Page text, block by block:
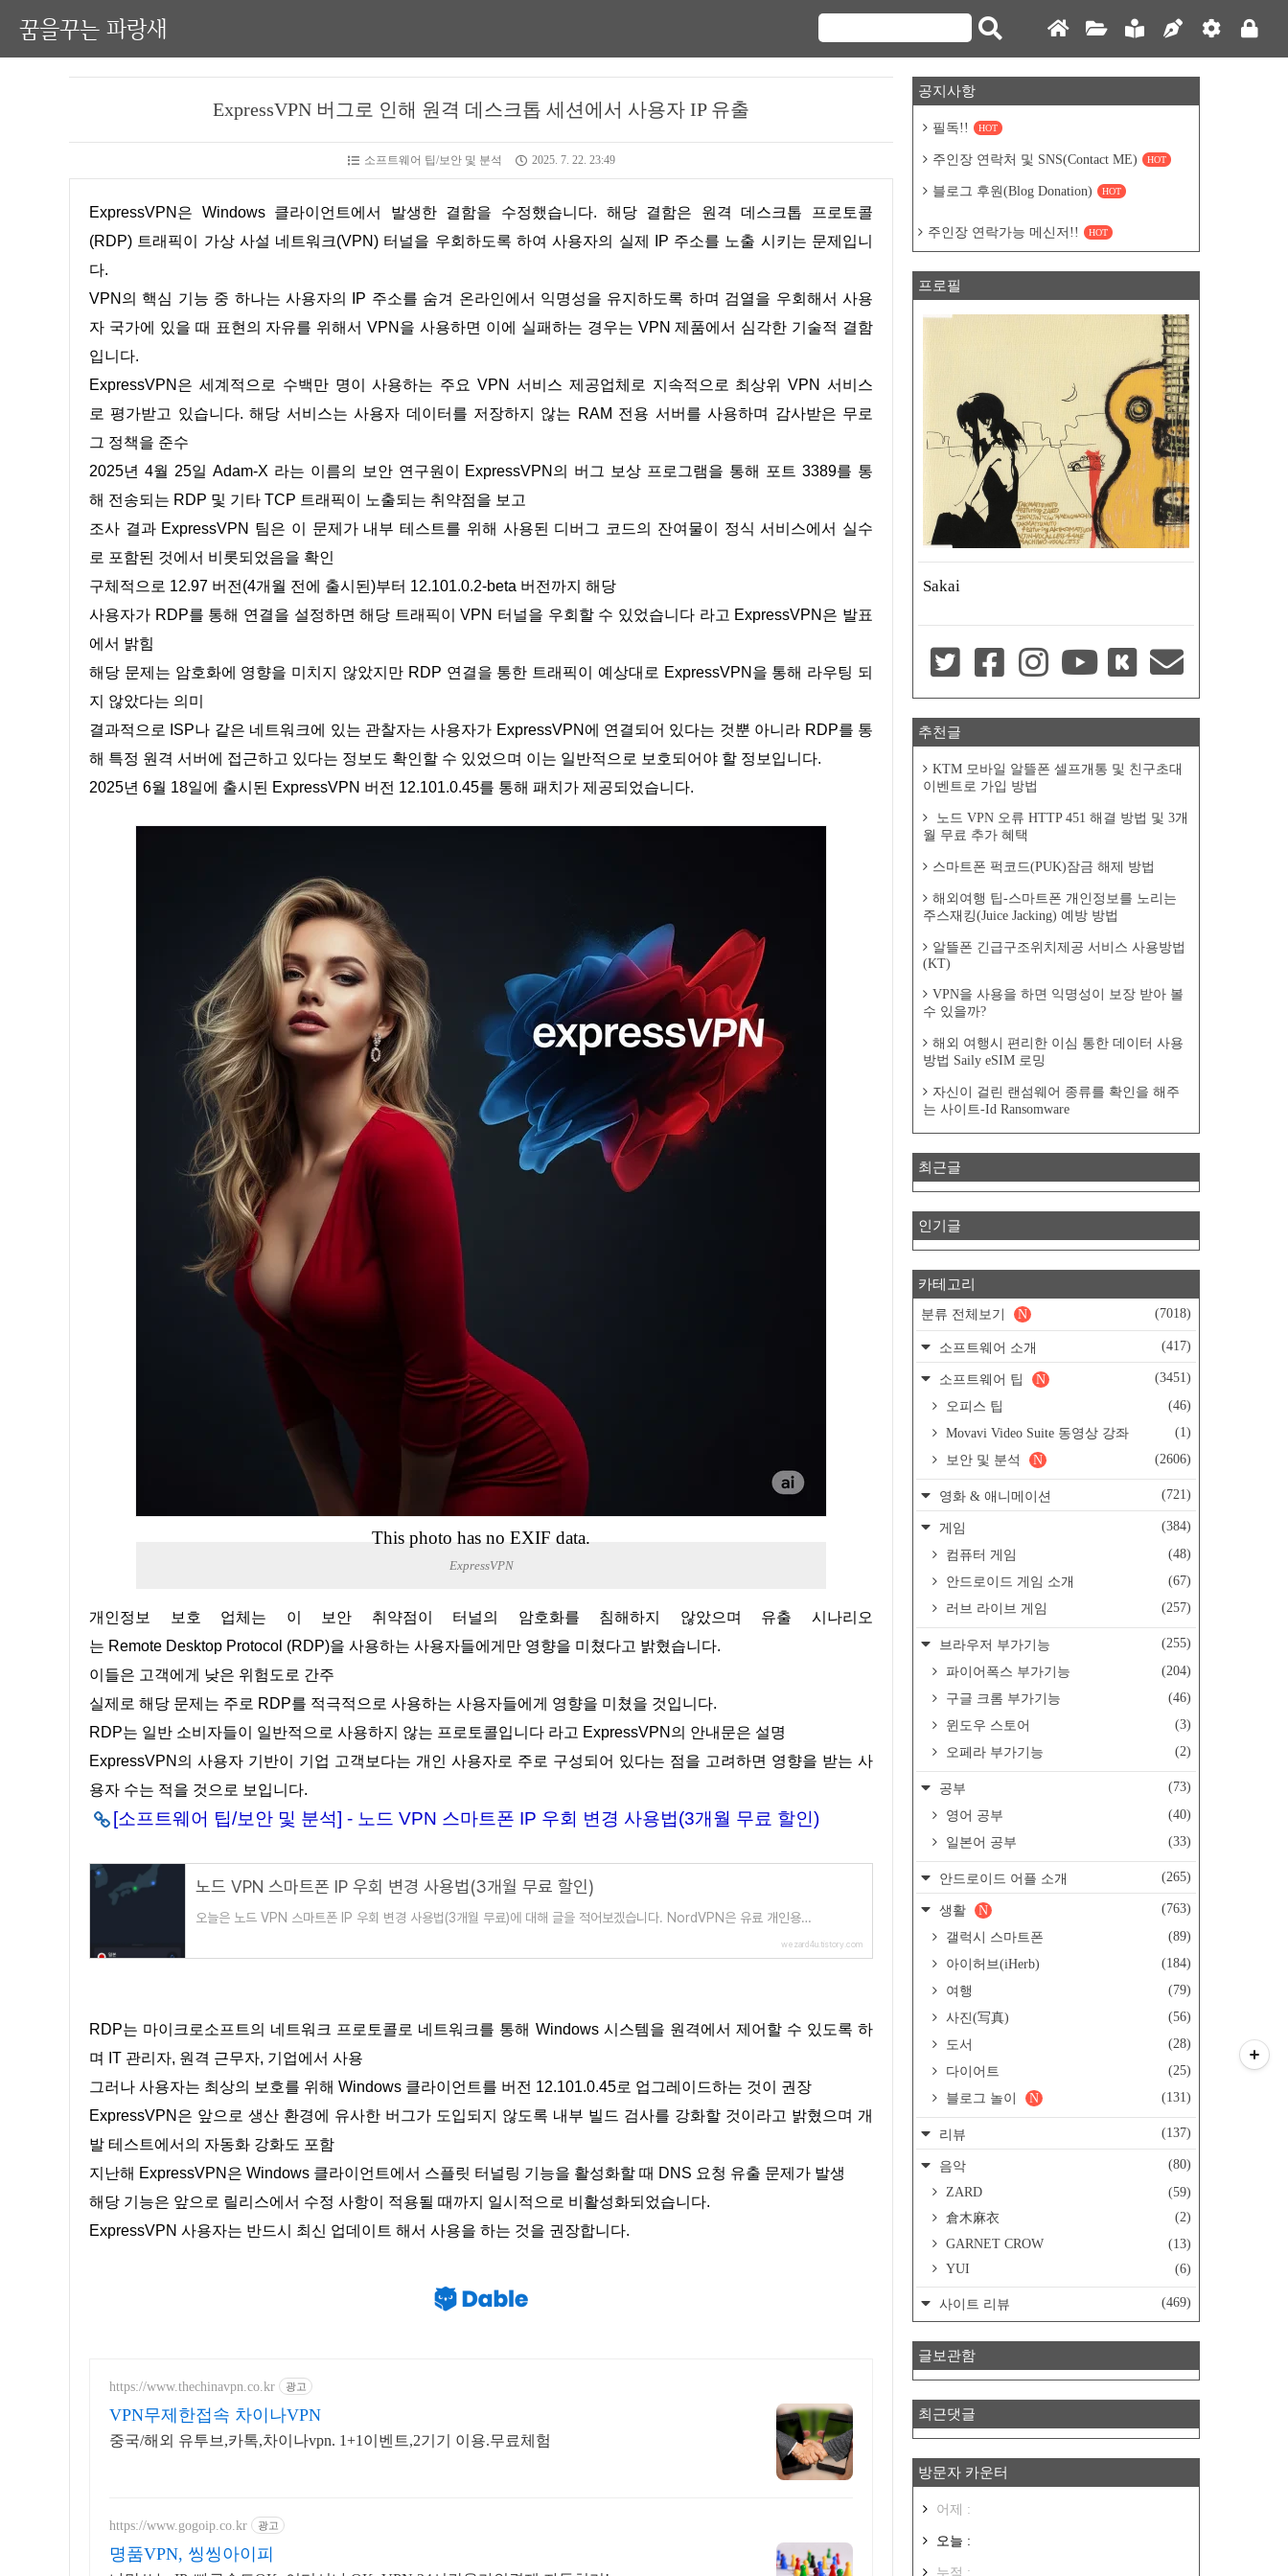
꿈을꾸는 파랑새
ExpressVPN 버그로 인해 원격 데스크톱 세션에서 사용자 IP 유출
소프트웨어 팁/보안 및 분석 2025. 7. 22. 23:49
ExpressVPN은 Windows 클라이언트에서 발생한 결함을 수정했습니다. 해당 결함은 원격 데스크톱 프로토콜
(RDP) 트래픽이 가상 사설 네트워크(VPN) 터널을 우회하도록 하여 사용자의 실제 IP 주소를 노출 시키는 문제입니
다.
VPN의 핵심 기능 중 하나는 사용자의 IP 주소를 숨겨 온라인에서 익명성을 유지하도록 하며 검열을 우회해서 사용
자 국가에 있을 때 표현의 자유를 위해서 VPN을 사용하면 이에 실패하는 경우는 VPN 제품에서 심각한 기술적 결함
입니다.
ExpressVPN은 세계적으로 수백만 명이 사용하는 주요 VPN 서비스 제공업체로 지속적으로 최상위 VPN 서비스
로 평가받고 있습니다. 해당 서비스는 사용자 데이터를 저장하지 않는 RAM 전용 서버를 사용하며 감사받은 무로
그 정책을 준수
2025년 4월 25일 Adam-X 라는 이름의 보안 연구원이 ExpressVPN의 버그 보상 프로그램을 통해 포트 3389를 통
해 전송되는 RDP 및 기타 TCP 트래픽이 노출되는 취약점을 보고
조사 결과 ExpressVPN 팀은 이 문제가 내부 테스트를 위해 사용된 디버그 코드의 잔여물이 정식 서비스에서 실수
로 포함된 것에서 비롯되었음을 확인
구체적으로 12.97 버전(4개월 전에 출시된)부터 12.101.0.2-beta 버전까지 해당
사용자가 RDP를 통해 연결을 설정하면 해당 트래픽이 VPN 터널을 우회할 수 있었습니다 라고 ExpressVPN은 발표
에서 밝힘
해당 문제는 암호화에 영향을 미치지 않았지만 RDP 연결을 통한 트래픽이 예상대로 ExpressVPN을 통해 라우팅 되
지 않았다는 의미
결과적으로 ISP나 같은 네트워크에 있는 관찰자는 사용자가 ExpressVPN에 연결되어 있다는 것뿐 아니라 RDP를 통
해 특정 원격 서버에 접근하고 있다는 정보도 확인할 수 있었으며 이는 일반적으로 보호되어야 할 정보입니다.
2025년 6월 18일에 출시된 ExpressVPN 버전 12.101.0.45를 통해 패치가 제공되었습니다.
This photo has no EXIF data.
ExpressVPN
개인정보 보호 업체는 이 보안 취약점이 터널의 암호화를 침해하지 않았으며 유출 시나리오
는 Remote Desktop Protocol (RDP)을 사용하는 사용자들에게만 영향을 미쳤다고 밝혔습니다.
이들은 고객에게 낮은 위험도로 간주
실제로 해당 문제는 주로 RDP를 적극적으로 사용하는 사용자들에게 영향을 미쳤을 것입니다.
RDP는 일반 소비자들이 일반적으로 사용하지 않는 프로토콜입니다 라고 ExpressVPN의 안내문은 설명
ExpressVPN의 사용자 기반이 기업 고객보다는 개인 사용자로 주로 구성되어 있다는 점을 고려하면 영향을 받는 사
용자 수는 적을 것으로 보입니다.
[소프트웨어 팁/보안 및 분석] - 노드 VPN 스마트폰 IP 우회 변경 사용법(3개월 무료 할인)
노드 VPN 스마트폰 IP 우회 변경 사용법(3개월 무료 할인)
오늘은 노드 VPN 스마트폰 IP 우회 변경 사용법(3개월 무료)에 대해 글을 적어보겠습니다. NordVPN은 유료 개인용
wezard4u.tistory.com
RDP는 마이크로소프트의 네트워크 프로토콜로 네트워크를 통해 Windows 시스템을 원격에서 제어할 수 있도록 하
며 IT 관리자, 원격 근무자, 기업에서 사용
그러나 사용자는 최상의 보호를 위해 Windows 클라이언트를 버전 12.101.0.45로 업그레이드하는 것이 권장
ExpressVPN은 앞으로 생산 환경에 유사한 버그가 도입되지 않도록 내부 빌드 검사를 강화할 것이라고 밝혔으며 개
발 테스트에서의 자동화 강화도 포함
지난해 ExpressVPN은 Windows 클라이언트에서 스플릿 터널링 기능을 활성화할 때 DNS 요청 유출 문제가 발생
해당 기능은 앞으로 릴리스에서 수정 사항이 적용될 때까지 일시적으로 비활성화되었습니다.
ExpressVPN 사용자는 반드시 최신 업데이트 해서 사용을 하는 것을 권장합니다.
https://www.thechinavpn.co.kr 광고
VPN무제한접속 차이나VPN
중국/해외 유투브,카톡,차이나vpn. 1+1이벤트,2기기 이용.무료체험
https://www.gogoip.co.kr 광고
명품VPN, 씽씽아이피
공지사항
필독!! HOT
주인장 연락처 및 SNS(Contact ME) HOT
블로그 후원(Blog Donation) HOT
주인장 연락가능 메신저!! HOT
프로필
Sakai
추천글
KTM 모바일 알뜰폰 셀프개통 및 친구초대
이벤트로 가입 방법
노드 VPN 오류 HTTP 451 해결 방법 및 3개
월 무료 추가 혜택
스마트폰 퍽코드(PUK)잠금 해제 방법
해외여행 팁-스마트폰 개인정보를 노리는
주스재킹(Juice Jacking) 예방 방법
알뜰폰 긴급구조위치제공 서비스 사용방법
(KT)
VPN을 사용을 하면 익명성이 보장 받아 볼
수 있을까?
해외 여행시 편리한 이심 통한 데이터 사용
방법 Saily eSIM 로밍
자신이 걸린 랜섬웨어 종류를 확인을 해주
는 사이트-Id Ransomware
최근글
인기글
카테고리
분류 전체보기 (7018)
N
소프트웨어 소개 (417)
소프트웨어 팁 (3451)
N
오피스 팁
(46)
Movavi Video Suite 동영상 강좌
(1)
보안 및 분석
(2606)
N
영화 & 애니메이션 (721)
게임
(384)
컴퓨터 게임
(48)
안드로이드 게임 소개
(67)
러브 라이브 게임
(257)
브라우저 부가기능
(255)
파이어폭스 부가기능
(204)
구글 크롬 부가기능
(46)
윈도우 스토어
(3)
오페라 부가기능
(2)
공부
(73)
영어 공부
(40)
일본어 공부
(33)
안드로이드 어플 소개 (265)
생활 (763)
N
갤럭시 스마트폰
(89)
아이허브(iHerb)
(184)
여행
(79)
사진(写真)
(56)
도서
(28)
다이어트
(25)
블로그 놀이
(131)
N
리뷰 (137)
음악
(80)
ZARD
(59)
倉木麻衣
(2)
GARNET CROW
(13)
YUI
(6)
사이트 리뷰 (469)
글보관함
최근댓글
방문자 카운터
어제 :
오늘 :
누적 :